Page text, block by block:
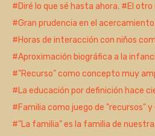
Diré lo que sé hasta ahora, El
Gran prudencia en el
Horas de interacción con niños
Aproximación biográfica a la
"Recurso" como concepto muy
La educación por definición hace
Familia como juego de "recursos"
"La familia" es la familia de